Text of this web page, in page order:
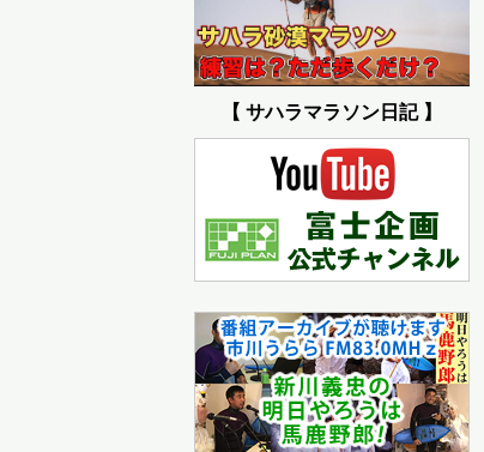
【 サハラマラソン日記 】